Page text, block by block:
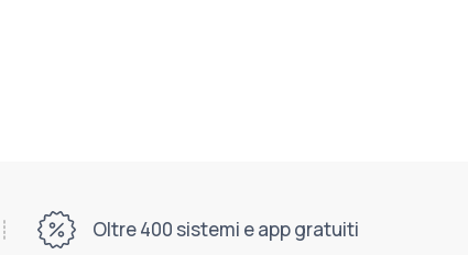
Oltre 400 sistemi e app gratuiti